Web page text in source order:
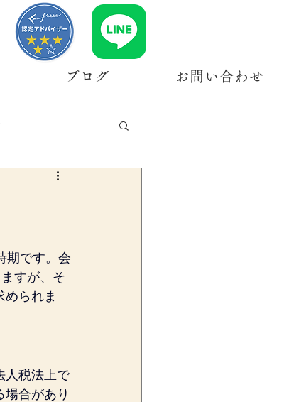
ブログ お問い合わせ
期です。会
すが、そ
られま
人税法上で
合があり